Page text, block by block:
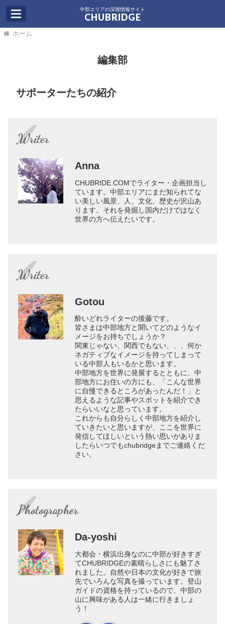
中部エリアの深堀情報サイト
CHUBRIDGE
ホーム
編集部
サポーターたちの紹介
Writer
Anna
CHUBRIDE.COMでライター・企画担当し
ています。中部エリアにまだ知られてな
い美しい風景、人、文化、歴史が沢山あ
ります。それを発掘し国内だけではなく
世界の方へ伝えたいです。
Writer
Gotou
酔いどれライターの後藤です。
皆さまは中部地方と聞いてどのようなイ
メージをお持ちでしょうか？
関東じゃない、関西でもない、、、何か
ネガティブなイメージを持ってしまって
いる中部人もいるかと思います。
中部地方を世界に発展するとともに、中
部地方にお住いの方にも、「こんな世界
に自慢できるところがあったんだ！」と
思えるような記事やスポットを紹介でき
たらいいなと思っています。
これからも自分らしく中部地方を紹介し
ていきたいと思いますが、ここを世界に
発信してほしいという熱い思いがありま
したらいつでもchubridgeまでご連絡くだ
さい。
Photographer
Da-yoshi
大都会・横浜出身なのに中部が好きすぎ
てCHUBRIDGEの素晴らしさにも魅了さ
れました。自然や日本の文化が好きで旅
先でいろんな写真を撮っています。登山
ガイドの資格を持っているので、中部の
山に興味がある人は一緒に行きましょ
う！